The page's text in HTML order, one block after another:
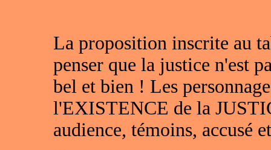
La proposition inscrite au
penser que la justice n'est
bel et bien ! Les
l'EXISTENCE de la
audience, témoins, accusé